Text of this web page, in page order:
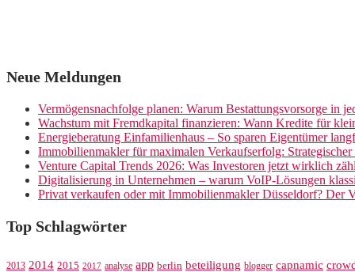
Neue Meldungen
Vermögensnachfolge planen: Warum Bestattungsvorsorge in
Wachstum mit Fremdkapital finanzieren: Wann Kredite für
Energieberatung Einfamilienhaus – So sparen Eigentümer
Immobilienmakler für maximalen Verkaufserfolg:
Venture Capital Trends 2026: Was Investoren jetzt wirklich
Digitalisierung in Unternehmen – warum VoIP-Lösungen
Privat verkaufen oder mit Immobilienmakler Düsseldorf? Der
Top Schlagwörter
2013 2014 2015 2017 analyse app berlin beteiligung blogger capnamic